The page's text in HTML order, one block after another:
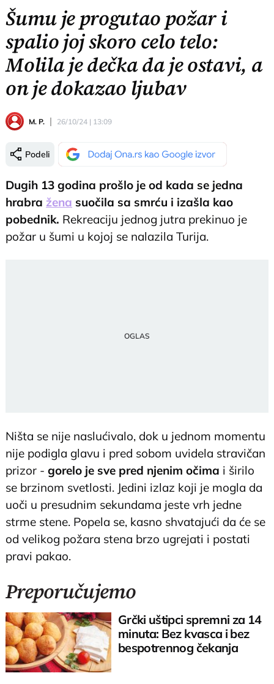
Šumu je progutao požar i
spalio joj skoro celo telo:
Molila je dečka da je ostavi, a
on je dokazao ljubav
M. P. 26/10/24 | 13:09
Podeli
Dugih 13 godina prošlo je od kada se jedna
hrabra žena suočila sa smrću i izašla kao
pobednik. Rekreaciju jednog jutra prekinuo je
požar u šumi u kojoj se nalazila Turija.
Ništa se nije naslućivalo, dok u jednom momentu
nije podigla glavu i pred sobom uvidela stravičan
prizor -gorelo je sve pred njenim očima i širilo
se brzinom svetlosti. Jedini izlaz koji je mogla da
uoči u presudnim sekundama jeste vrh jedne
strme stene. Popela se, kasno shvatajući da će se
od velikog požara stena brzo ugrejati i postati
pravi pakao.
Preporučujemo
Grčki uštipci spremni za 14
minuta: Bez kvasca i bez
bespotrennog čekanja